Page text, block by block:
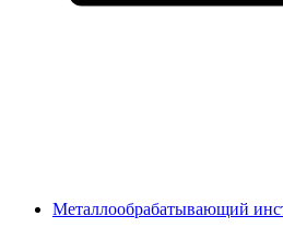
Металлообрабатывающий